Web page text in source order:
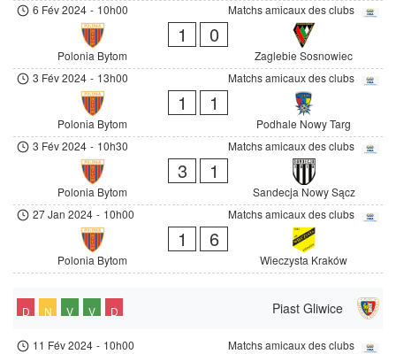
Matchs amicaux des clubs
6 Fév 2024 - 10h00
Polonia Bytom
1 0
Zaglebie Sosnowiec
Matchs amicaux des clubs
3 Fév 2024 - 13h00
Polonia Bytom
1 1
Podhale Nowy Targ
Matchs amicaux des clubs
3 Fév 2024 - 10h30
Polonia Bytom
3 1
Sandecja Nowy Sącz
Matchs amicaux des clubs
27 Jan 2024 - 10h00
Polonia Bytom
1 6
Wieczysta Kraków
Piast Gliwice
D N V V D
Matchs amicaux des clubs
11 Fév 2024 - 10h00